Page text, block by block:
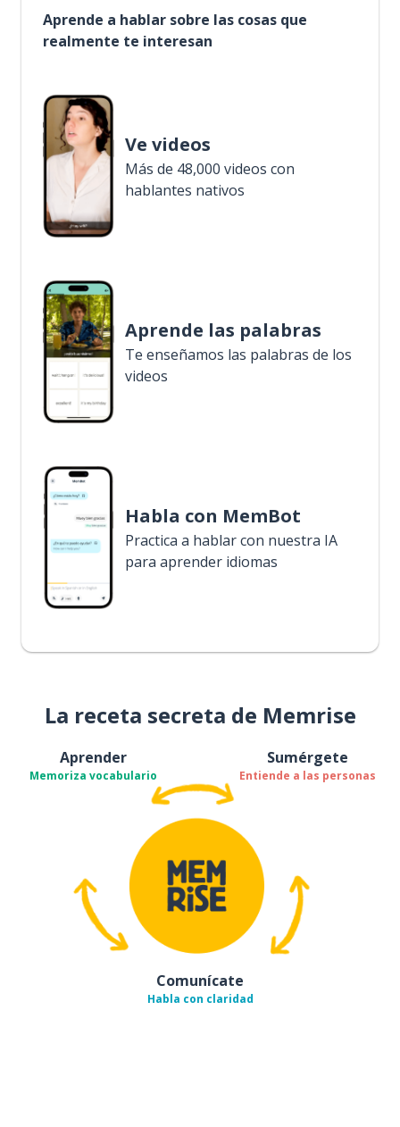
Aprende a hablar sobre las cosas que
realmente te interesan
Ve videos
Más de 48,000 videos con
hablantes nativos
Aprende las palabras
Te enseñamos las palabras de los
videos
Habla con MemBot
Practica a hablar con nuestra IA
para aprender idiomas
La receta secreta de Memrise
Aprender
Memoriza vocabulario
Sumérgete
Entiende a las personas
Comunícate
Habla con claridad